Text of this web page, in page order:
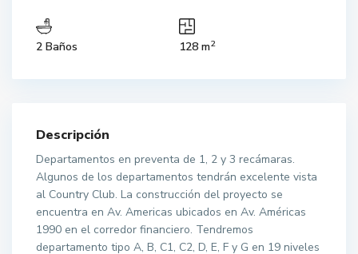
2 Baños 128 m2
Descripción
Departamentos en preventa de 1, 2 y 3 recámaras.
Algunos de los departamentos tendrán excelente vista
al Country Club. La construcción del proyecto se
encuentra en Av. Americas ubicados en Av. Américas
1990 en el corredor financiero. Tendremos
departamento tipo A, B, C1, C2, D, E, F y G en 19 niveles